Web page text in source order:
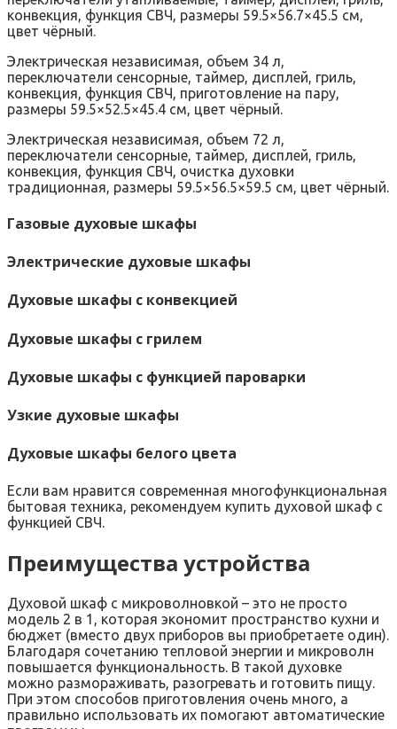
конвекция, функция СВЧ, размеры 59.5×56.7×45.5 см,
цвет чёрный.
Электрическая независимая, объем 34 л,
переключатели сенсорные, таймер, дисплей, гриль,
конвекция, функция СВЧ, приготовление на пару,
размеры 59.5×52.5×45.4 см, цвет чёрный.
Электрическая независимая, объем 72 л,
переключатели сенсорные, таймер, дисплей, гриль,
конвекция, функция СВЧ, очистка духовки
традиционная, размеры 59.5×56.5×59.5 см, цвет чёрный.
Газовые духовые шкафы
Электрические духовые шкафы
Духовые шкафы с конвекцией
Духовые шкафы с грилем
Духовые шкафы с функцией пароварки
Узкие духовые шкафы
Духовые шкафы белого цвета
Если вам нравится современная многофункциональная
бытовая техника, рекомендуем купить духовой шкаф с
функцией СВЧ.
Преимущества устройства
Духовой шкаф с микроволновкой – это не просто
модель 2 в 1, которая экономит пространство кухни и
бюджет (вместо двух приборов вы приобретаете один).
Благодаря сочетанию тепловой энергии и микроволн
повышается функциональность. В такой духовке
можно размораживать, разогревать и готовить пищу.
При этом способов приготовления очень много, а
правильно использовать их помогают автоматические